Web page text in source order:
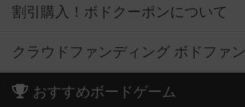
割引購入！ボドクーポンについて
クラウドファンディング ボドファン
おすすめボードゲーム